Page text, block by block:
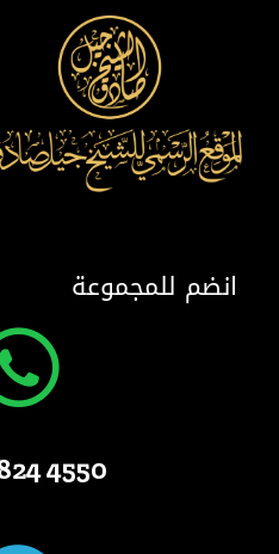
انضم للمجموعة
4550 824 514 1 +